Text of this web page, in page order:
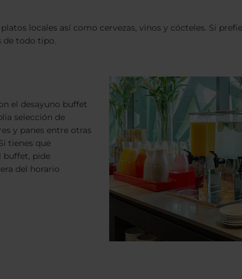
locales así como cervezas, vinos y cócteles. Si
de todo tipo.
el desayuno buffet
selección de
y panes entre otras
tienes que
buffet, pide
del horario